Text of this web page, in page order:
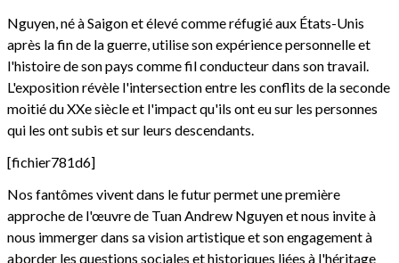
Nguyen, né à Saigon et élevé comme réfugié aux États-Unis
après la fin de la guerre, utilise son expérience personnelle et
l'histoire de son pays comme fil conducteur dans son travail.
L'exposition révèle l'intersection entre les conflits de la seconde
moitié du XXe siècle et l'impact qu'ils ont eu sur les personnes
qui les ont subis et sur leurs descendants.
[fichier781d6]
Nos fantômes vivent dans le futur permet une première
approche de l'œuvre de Tuan Andrew Nguyen et nous invite à
nous immerger dans sa vision artistique et son engagement à
aborder les questions sociales et historiques liées à l'héritage